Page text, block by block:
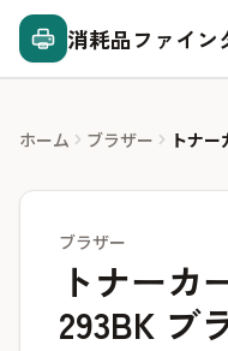
消耗品ファイン
ホーム ブラザー トナ
ブラザー
トナーカ
293BK ブ